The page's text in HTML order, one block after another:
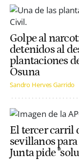
Golpe al
detenidos al
plantaciones
Osuna
Sandro Herves Garrido
El tercer carril
sevillanos para
Junta pide